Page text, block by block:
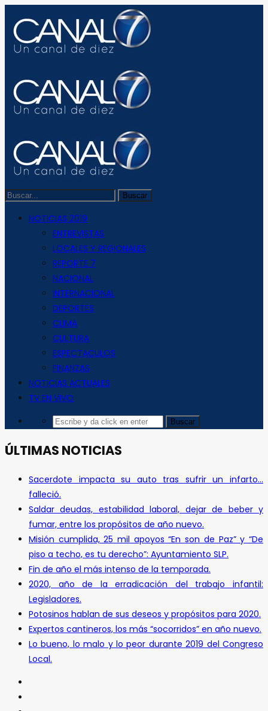
NOTICIAS 2019
ENTREVISTAS
LOCALES Y REGIONALES
REPORTE 7
NACIONAL
INTERNACIONAL
DEPORTES
CLIMA
CULTURA
ESPECTACULOS
FINANZAS
NOTICIAS ACTUALES
TV EN VIVO
ÚLTIMAS NOTICIAS
Sacerdote impacta su auto tras sufrir un infarto…
falleció.
Saldar deudas, estabilidad laboral, dejar de beber y
fumar, entre los propósitos de año nuevo.
Misión cumplida, 25 mil apoyos “En son de Paz” y “De
piso a techo, es tu derecho”: Ayuntamiento SLP.
Fin de año el más intenso de la temporada.
2020, año de la erradicación del trabajo infantil:
Legisladores.
Potosinos hablan de sus deseos y propósitos para 2020.
Expertos cantineros, los más “socorridos” en año nuevo.
Lo bueno, lo malo y lo peor durante 2019 del Congreso
Local.